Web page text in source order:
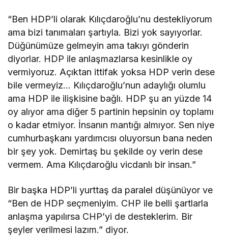
“Ben HDP’li olarak Kılıçdaroğlu’nu destekliyorum
ama bizi tanımaları şartıyla. Bizi yok sayıyorlar.
Düğünümüze gelmeyin ama takıyı gönderin
diyorlar. HDP ile anlaşmazlarsa kesinlikle oy
vermiyoruz. Açıktan ittifak yoksa HDP verin dese
bile vermeyiz… Kılıçdaroğlu’nun adaylığı olumlu
ama HDP ile ilişkisine bağlı. HDP şu an yüzde 14
oy alıyor ama diğer 5 partinin hepsinin oy toplamı
o kadar etmiyor. İnsanın mantığı almıyor. Sen niye
cumhurbaşkanı yardımcısı oluyorsun bana neden
bir şey yok. Demirtaş bu şekilde oy verin dese
vermem. Ama Kılıçdaroğlu vicdanlı bir insan.”
Bir başka HDP’li yurttaş da paralel düşünüyor ve
“Ben de HDP seçmeniyim. CHP ile belli şartlarla
anlaşma yapılırsa CHP’yi de desteklerim. Bir
şeyler verilmesi lazım.” diyor.